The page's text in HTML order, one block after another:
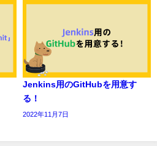
Jenkins用のGitHubを用意す
る！
2022年11月7日